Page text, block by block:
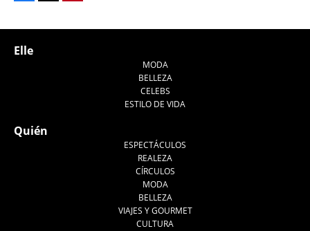
Elle
MODA
BELLEZA
CELEBS
ESTILO DE VIDA
Quién
ESPECTÁCULOS
REALEZA
CÍRCULOS
MODA
BELLEZA
VIAJES Y GOURMET
CULTURA